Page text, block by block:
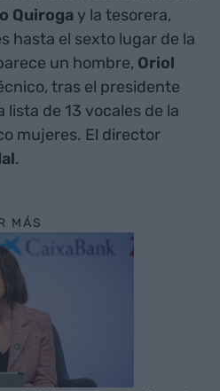
Quiroga y la tesorera,
hasta el sexto lugar de la
un hombre, Oriol
tras el presidente
lista de 13 vocales de la
mujeres. El director
.
MÁS